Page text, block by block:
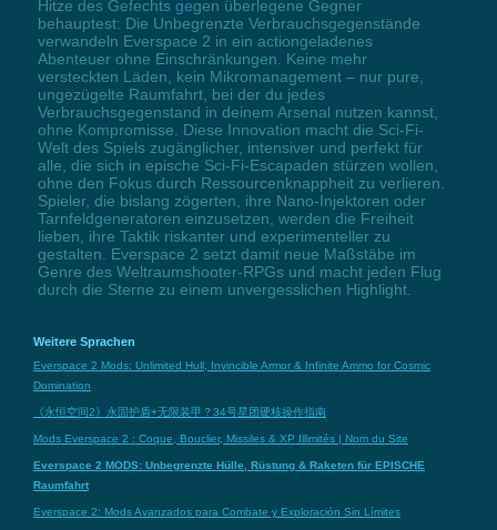
Hitze des Gefechts gegen überlegene Gegner
behauptest: Die Unbegrenzte Verbrauchsgegenstände
verwandeln Everspace 2 in ein actiongeladenes
Abenteuer ohne Einschränkungen. Keine mehr
versteckten Läden, kein Mikromanagement – nur pure,
ungezügelte Raumfahrt, bei der du jedes
Verbrauchsgegenstand in deinem Arsenal nutzen kannst,
ohne Kompromisse. Diese Innovation macht die Sci-Fi-
Welt des Spiels zugänglicher, intensiver und perfekt für
alle, die sich in epische Sci-Fi-Escapaden stürzen wollen,
ohne den Fokus durch Ressourcenknappheit zu verlieren.
Spieler, die bislang zögerten, ihre Nano-Injektoren oder
Tarnfeldgeneratoren einzusetzen, werden die Freiheit
lieben, ihre Taktik riskanter und experimenteller zu
gestalten. Everspace 2 setzt damit neue Maßstäbe im
Genre des Weltraumshooter-RPGs und macht jeden Flug
durch die Sterne zu einem unvergesslichen Highlight.
Weitere Sprachen
Everspace 2 Mods: Unlimited Hull, Invincible Armor & Infinite Ammo for Cosmic
Domination
《永恒空间2》永固护盾+无限装甲？34号星团硬核操作指南
Mods Everspace 2 : Coque, Bouclier, Missiles & XP Illimités | Nom du Site
Everspace 2 MODS: Unbegrenzte Hülle, Rüstung & Raketen für EPISCHE
Raumfahrt
Everspace 2: Mods Avanzados para Combate y Exploración Sin Límites